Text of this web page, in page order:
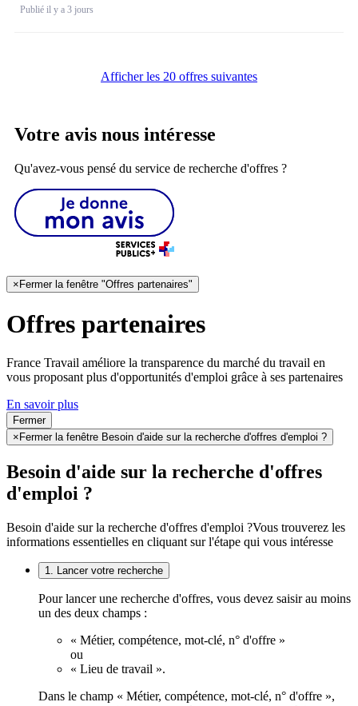
Publié il y a 3 jours
Afficher les 20 offres suivantes
Votre avis nous intéresse
Qu'avez-vous pensé du service de recherche d'offres ?
×Fermer la fenêtre "Offres partenaires"
Offres partenaires
France Travail améliore la transparence du marché du travail en
vous proposant plus d'opportunités d'emploi grâce à ses partenaires
En savoir plus
Fermer
× Fermer la fenêtre Besoin d'aide sur la recherche d'offres d'emploi ?
Besoin d'aide sur la recherche d'offres
d'emploi ?
Besoin d'aide sur la recherche d'offres d'emploi ?Vous trouverez les
informations essentielles en cliquant sur l'étape qui vous intéresse
1. Lancer votre recherche
Pour lancer une recherche d'offres, vous devez saisir au moins
un des deux champs :
« Métier, compétence, mot-clé, n° d'offre »
ou
« Lieu de travail ».
Dans le champ « Métier, compétence, mot-clé, n° d'offre »,